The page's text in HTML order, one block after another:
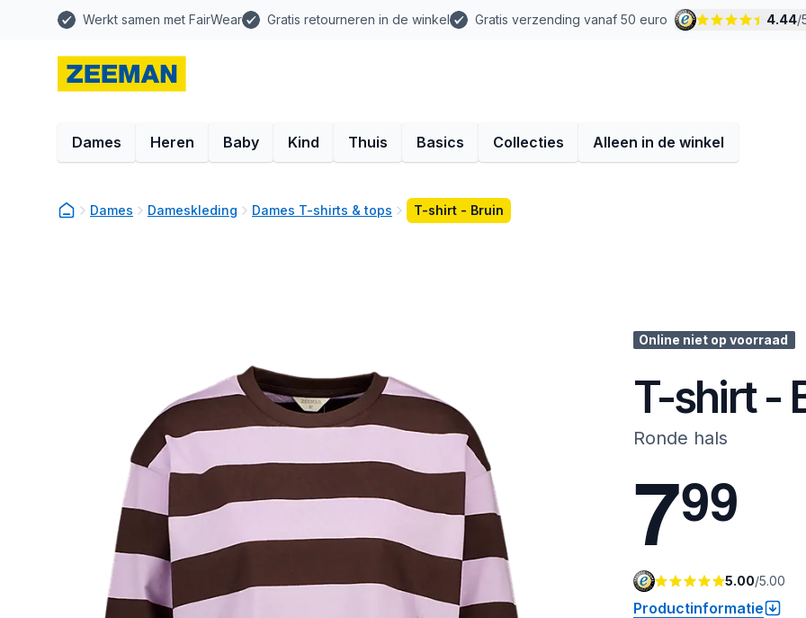
Werkt samen met FairWear Gratis retourneren in de winkel Gratis verzending vanaf 50 euro 4.44/
Dames Heren Baby Kind Thuis Basics Collecties Alleen in de winkel
Dames Dameskleding Dames T-shirts & tops T-shirt - Bruin
Online niet op voorraad
T-shirt -
Ronde hals
799
5.00/5.00
Productinformatie